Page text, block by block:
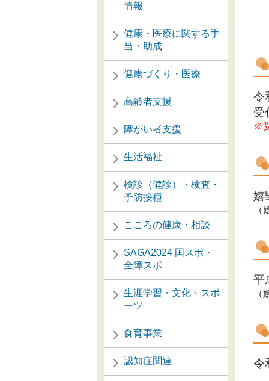
情報
健康・医療に関する手
当・助成
健康づくり・医療
高齢者支援
障がい者支援
生活福祉
検診（健診）・検査・
予防接種
こころの健康・相談
SAGA2024 国スポ・
全障スポ
生涯学習・文化・スポ
ーツ
食育事業
認知症関連
令
受
※
嬉
平
令